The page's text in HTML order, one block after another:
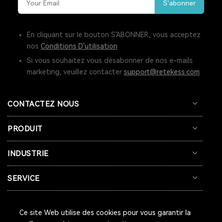
SOLUTIONS DE GUIDE TOURISTIQUE
DISPOSITIF DE CHUCHOTEMENT RADIO ONDES COURTE
RADIOS DE POCHE RETEKESS V111 GIFT FM RADIO
RADIO VINTAGE RADIO RECHARGEABLE
PROTHÈSES AUDITIVES EN VENTE LIBRE
CLINIQUE BIPEUR SÛR EFFICACE
S'abonner
En cliquant sur le bouton S'ABONNER, vous acceptez
nos Conditions D'utilisation
Si vous souhaitez vous désabonner de nos e-mails
marketing, veuillez contacter support@retekess.com
CONTACTEZ NOUS
PRODUIT
INDUSTRIE
SERVICE
Ce site Web utilise des cookies pour vous garantir la